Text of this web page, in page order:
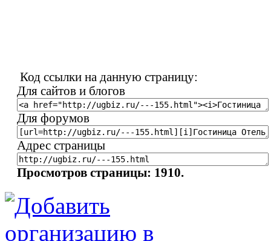
Код ссылки на данную страницу:
Для сайтов и блогов
Для форумов
Адрес страницы
Просмотров страницы: 1910.